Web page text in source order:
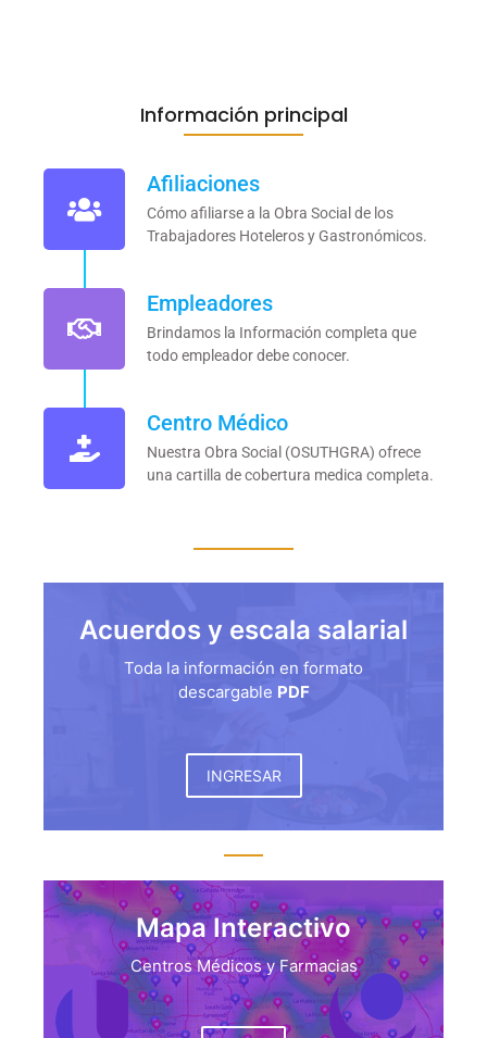
Información principal
Afiliaciones
Cómo afiliarse a la Obra Social de los
Trabajadores Hoteleros y Gastronómicos.
Empleadores
Brindamos la Información completa que
todo empleador debe conocer.
Centro Médico
Nuestra Obra Social (OSUTHGRA) ofrece
una cartilla de cobertura medica completa.
Acuerdos y escala salarial
Toda la información en formato
descargable PDF
INGRESAR
Mapa Interactivo
Centros Médicos y Farmacias